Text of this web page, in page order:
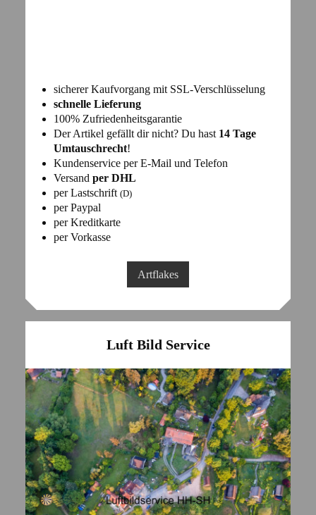
sicherer Kaufvorgang mit SSL-Verschlüsselung
schnelle Lieferung
100% Zufriedenheitsgarantie
Der Artikel gefällt dir nicht? Du hast 14 Tage
Umtauschrecht!
Kundenservice per E-Mail und Telefon
Versand per DHL
per Lastschrift (D)
per Paypal
per Kreditkarte
per Vorkasse
Artflakes
Luft Bild Service